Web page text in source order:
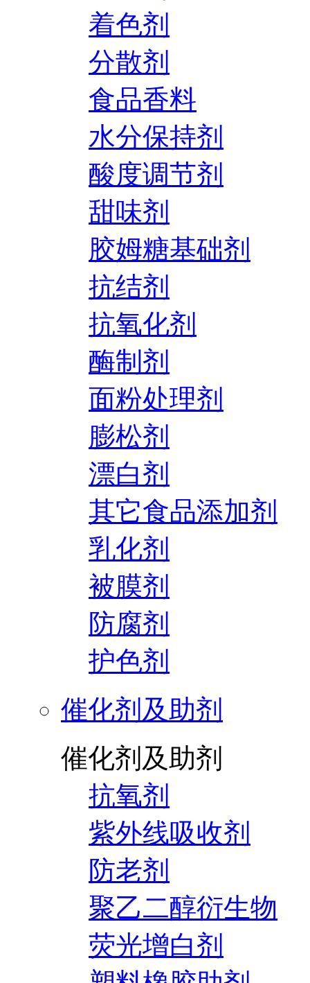
着色剂
分散剂
食品香料
水分保持剂
酸度调节剂
甜味剂
胶姆糖基础剂
抗结剂
抗氧化剂
酶制剂
面粉处理剂
膨松剂
漂白剂
其它食品添加剂
乳化剂
被膜剂
防腐剂
护色剂
催化剂及助剂
催化剂及助剂
抗氧剂
紫外线吸收剂
防老剂
聚乙二醇衍生物
荧光增白剂